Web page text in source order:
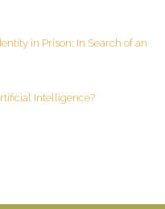
in Prison: In Search of an
Intelligence?